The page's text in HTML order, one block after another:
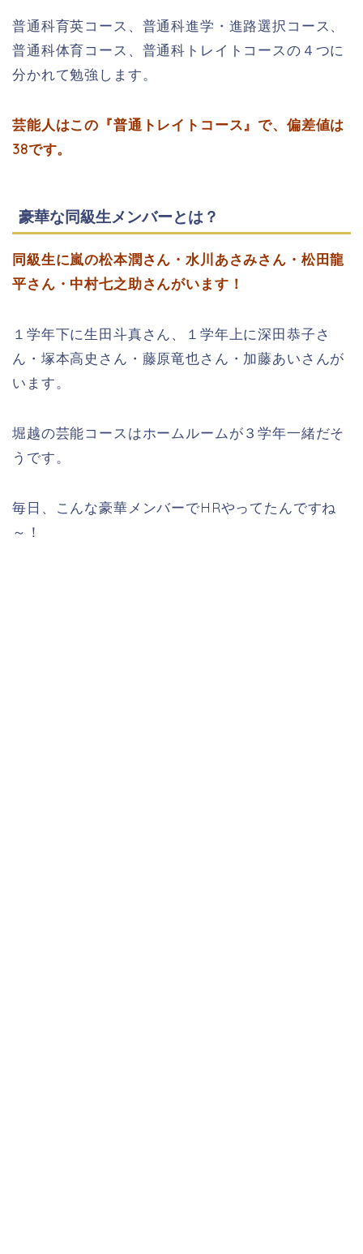
普通科育英コース、 普通科進学・進路選択コース、
普通科体育コース、 普通科トレイトコースの４つに
分かれて勉強します。
芸能人はこの『普通トレイトコース』で、偏差値は
38です。
豪華な同級生メンバーとは？
同級生に嵐の松本潤さん・水川あさみさん・松田龍
平さん・中村七之助さんがいます！
１学年下に生田斗真さん、１学年上に深田恭子さ
ん・塚本高史さん・藤原竜也さん・加藤あいさんが
います。
堀越の芸能コースはホームルームが３学年一緒だそ
うです。
毎日、こんな豪華メンバーでHRやってたんですね
～！